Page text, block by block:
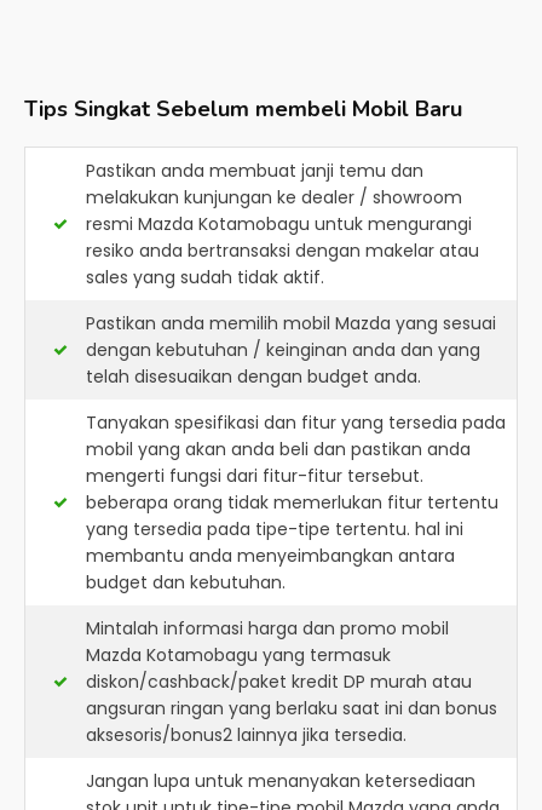
Tips Singkat Sebelum membeli Mobil Baru
Pastikan anda membuat janji temu dan
melakukan kunjungan ke dealer / showroom
resmi Mazda Kotamobagu untuk mengurangi
resiko anda bertransaksi dengan makelar atau
sales yang sudah tidak aktif.
Pastikan anda memilih mobil Mazda yang sesuai
dengan kebutuhan / keinginan anda dan yang
telah disesuaikan dengan budget anda.
Tanyakan spesifikasi dan fitur yang tersedia pada
mobil yang akan anda beli dan pastikan anda
mengerti fungsi dari fitur-fitur tersebut.
beberapa orang tidak memerlukan fitur tertentu
yang tersedia pada tipe-tipe tertentu. hal ini
membantu anda menyeimbangkan antara
budget dan kebutuhan.
Mintalah informasi harga dan promo mobil
Mazda Kotamobagu yang termasuk
diskon/cashback/paket kredit DP murah atau
angsuran ringan yang berlaku saat ini dan bonus
aksesoris/bonus2 lainnya jika tersedia.
Jangan lupa untuk menanyakan ketersediaan